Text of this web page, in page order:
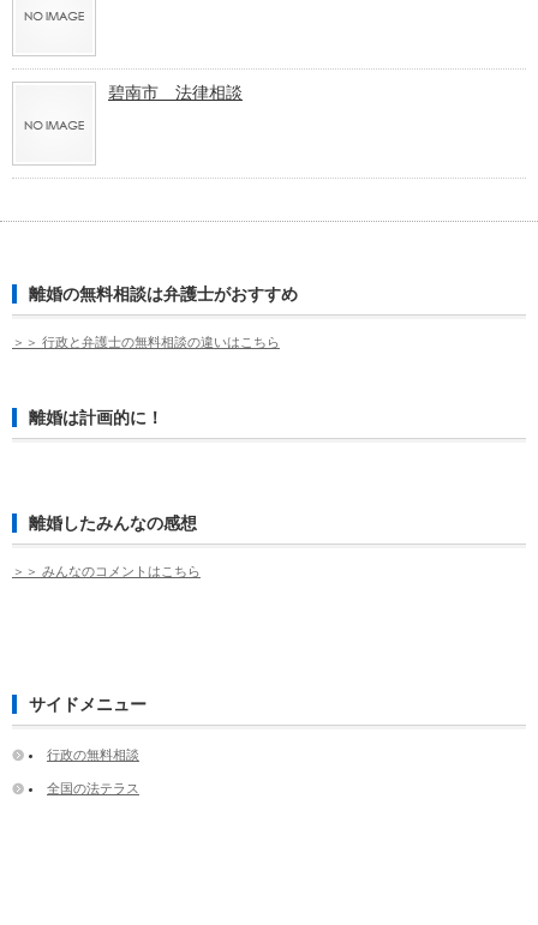
碧南市 法律相談
離婚の無料相談は弁護士がおすすめ
＞＞ 行政と弁護士の無料相談の違いはこちら
離婚は計画的に！
離婚したみんなの感想
＞＞ みんなのコメントはこちら
サイドメニュー
行政の無料相談
全国の法テラス